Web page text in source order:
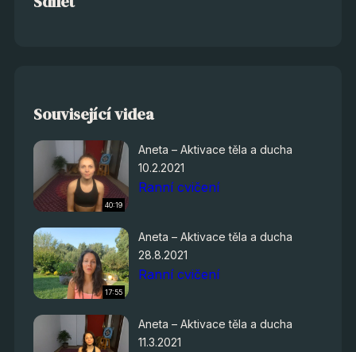
Související videa
40:19
Aneta – Aktivace těla a ducha
10.2.2021
Ranní cvičení
17:55
Aneta – Aktivace těla a ducha
28.8.2021
Ranní cvičení
Aneta – Aktivace těla a ducha
11.3.2021